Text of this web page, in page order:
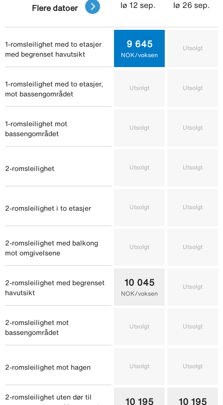
Flere datoer lø 12 sep. lø 26 sep.
1-romsleilighet med to etasjer
med begrenset havutsikt
9 645
NOK/voksen
Utsolgt
1-romsleilighet med to etasjer,
mot bassengområdet
Utsolgt Utsolgt
1-romsleilighet mot
bassengområdet
Utsolgt Utsolgt
2-romsleilighet Utsolgt Utsolgt
2-romsleilighet i to etasjer Utsolgt Utsolgt
2-romsleilighet med balkong
mot omgivelsene
Utsolgt Utsolgt
2-romsleilighet med begrenset
havutsikt
10 045
NOK/voksen
Utsolgt
2-romsleilighet mot
bassengområdet
Utsolgt Utsolgt
2-romsleilighet mot hagen Utsolgt Utsolgt
2-romsleilighet uten dør til
10 195 10 195